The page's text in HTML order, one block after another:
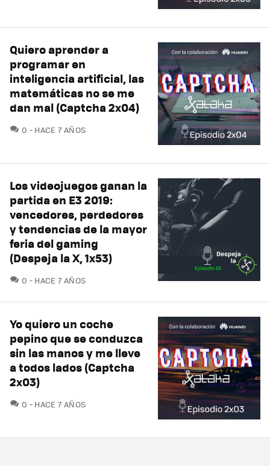
Quiero aprender a
programar en
inteligencia artificial, las
matemáticas no se me
dan mal (Captcha 2x04)
0 COMENTARIOS
HACE 7 AÑOS
Los videojuegos ganan la
partida en E3 2019:
vencedores, perdedores
y tendencias de la mayor
feria del gaming
(Despeja la X, 1x53)
0 COMENTARIOS
HACE 7 AÑOS
Yo quiero un coche
pepino que se conduzca
sin las manos y me lleve
a todos lados (Captcha
2x03)
0 COMENTARIOS
HACE 7 AÑOS